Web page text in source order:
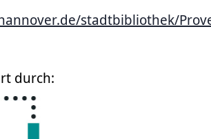
stadtbibliothek/
durch: